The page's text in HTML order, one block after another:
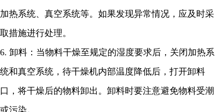
加热系统、真空系统等。如果发现异常情况，应及时采
取措施进行处理。
6. 卸料：当物料干燥至规定的湿度要求后，关闭加热系
统和真空系统，待干燥机内部温度降低后，打开卸料
口，将干燥后的物料卸出。卸料时要注意避免物料受潮
或污染。